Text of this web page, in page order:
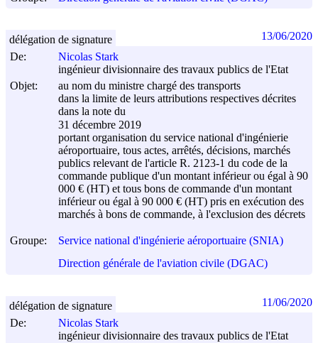
De:
Nicolas Stark
ingénieur divisionnaire des travaux publics de l'Etat
Objet:
au nom du ministre chargé des transports
dans la limite de leurs attributions respectives décrites
dans la note du
31 décembre 2019
portant organisation du service national d'ingénierie
aéroportuaire, tous actes, arrêtés, décisions, marchés
publics relevant de l'article R. 2123-1 du code de la
commande publique d'un montant inférieur ou égal à 90
000 € (HT) et tous bons de commande d'un montant
inférieur ou égal à 90 000 € (HT) pris en exécution des
marchés à bons de commande, à l'exclusion des décrets
Groupe:
Service national d'ingénierie aéroportuaire (SNIA)
Direction générale de l'aviation civile (DGAC)
délégation de signature 13/06/2020
De:
Nicolas Stark
ingénieur divisionnaire des travaux publics de l'Etat
délégation de signature 11/06/2020